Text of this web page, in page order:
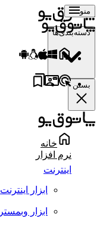
منو
دسته‌بندی‌ها
بستن
خانه
نرم افزار
اینترنت
ابزار اینترنت
ابزار وبمستر